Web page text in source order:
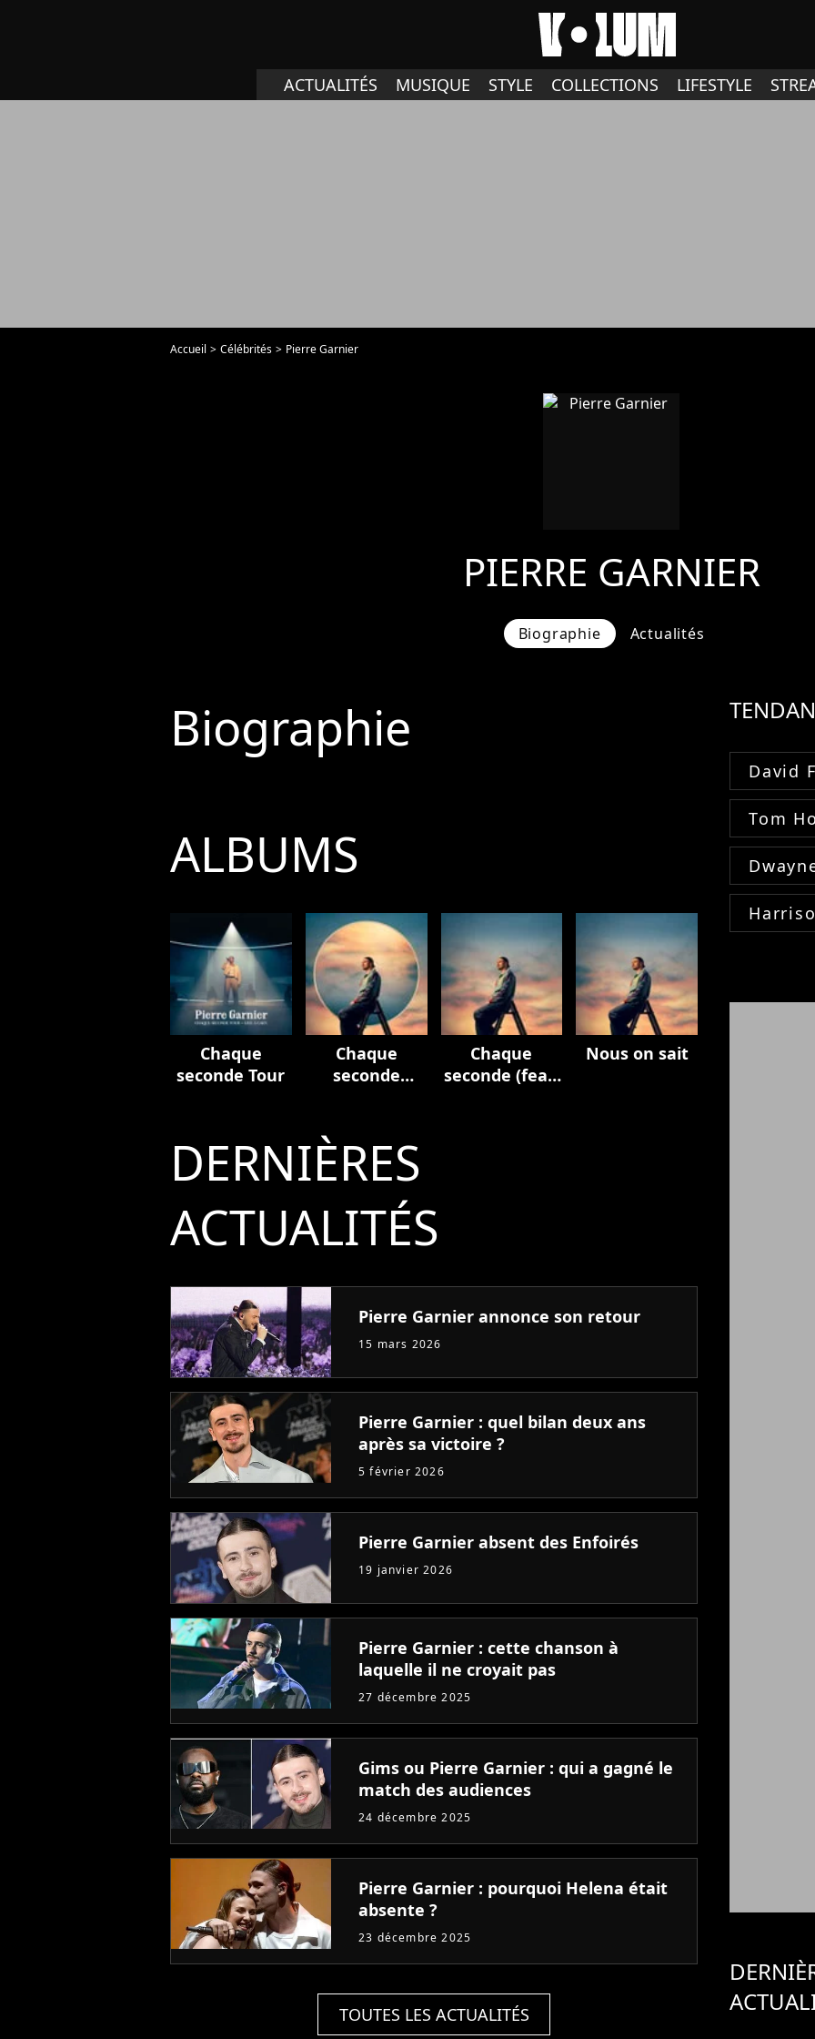
ACTUALITÉS MUSIQUE STYLE COLLECTIONS LIFESTYLE
Accueil Célébrités Pierre Garnier
PIERRE GARNIER
Biographie Actualités
Biographie
ALBUMS
Chaque
seconde Tour
Chaque
seconde
Chaque
seconde (feat.
Nous on sait
DERNIÈRES
ACTUALITÉS
Pierre Garnier annonce son retour
15 mars 2026
Pierre Garnier : quel bilan deux ans
après sa victoire ?
5 février 2026
Pierre Garnier absent des Enfoirés
19 janvier 2026
Pierre Garnier : cette chanson à
laquelle il ne croyait pas
27 décembre 2025
Gims ou Pierre Garnier : qui a gagné le
match des audiences
24 décembre 2025
Pierre Garnier : pourquoi Helena était
absente ?
23 décembre 2025
TOUTES LES ACTUALITÉS
David
Tom